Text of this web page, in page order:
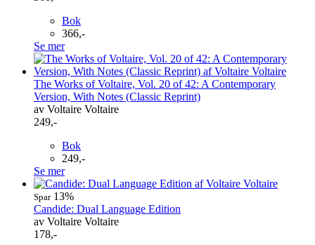
Bok
366,-
Se mer
The Works of Voltaire, Vol. 20 of 42: A Contemporary
Version, With Notes (Classic Reprint)
av Voltaire Voltaire
249,-
Bok
249,-
Se mer
Spar13%
Candide: Dual Language Edition
av Voltaire Voltaire
178,-